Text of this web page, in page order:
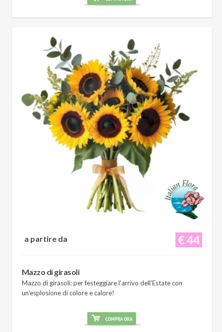
€ 44
a partire da
Mazzo di girasoli
Mazzo di girasoli: per festeggiare l'arrivo dell'Estate con
un'esplosione di colore e calore!